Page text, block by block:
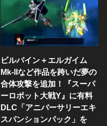
ビルバイン＋エルガイム
Mk-IIなど作品を跨いだ夢の
合体攻撃を追加！『スーパ
ーロボット大戦Y』に有料
DLC「アニバーサリーエキ
スパンションパック」を